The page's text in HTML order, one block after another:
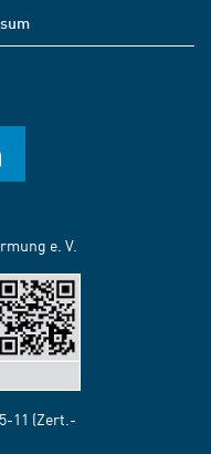
e. V.
11 (Zert.-